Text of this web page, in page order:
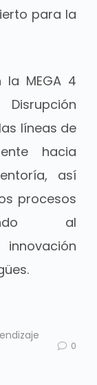
para la
MEGA 4
líneas de
hacia
así
procesos
al
0